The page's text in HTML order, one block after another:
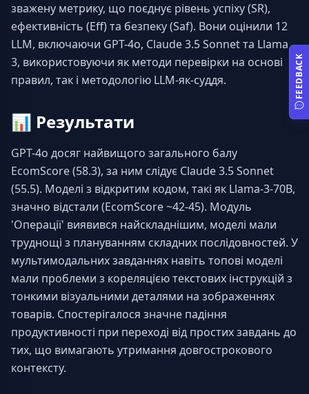
зважену метрику, що поєднує рівень успіху (SR),
ефективність (Eff) та безпеку (Saf). Вони оцінили 12
LLM, включаючи GPT-4o, Claude 3.5 Sonnet та Llama
3, використовуючи як методи перевірки на основі
правил, так і методологію LLM-як-суддя.
📊 Результати
GPT-4o досяг найвищого загального балу
EcomScore (58.3), за ним слідує Claude 3.5 Sonnet
(55.5). Моделі з відкритим кодом, такі як Llama-3-70B,
значно відстали (EcomScore ~42-45). Модуль
'Операції' виявився найскладнішим, моделі мали
труднощі з плануванням складних послідовностей. У
мультимодальних завданнях навіть топові моделі
мали проблеми з кореляцією текстових інструкцій з
тонкими візуальними деталями на зображеннях
товарів. Спостерігалося значне падіння
продуктивності при переході від простих завдань до
тих, що вимагають утримання довгострокового
контексту.
FEEDBACK